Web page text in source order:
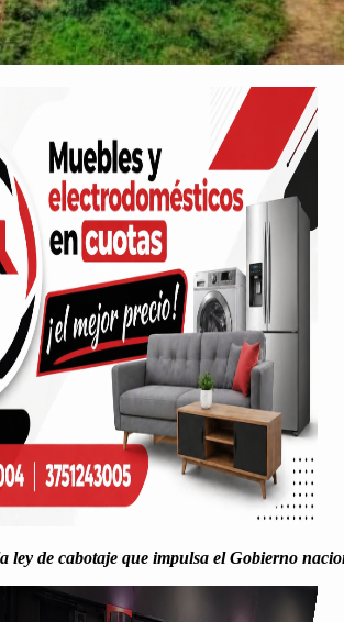
de cab­o­ta­je que impul­sa el Gob­ier­no